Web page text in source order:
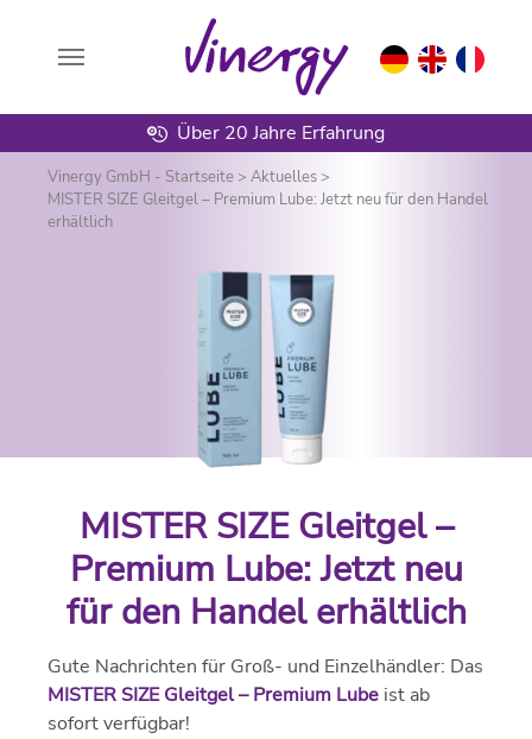
Zum Hauptinhalt springen
Über 20 Jahre Erfahrung
Vinergy GmbH - Startseite> Aktuelles>
MISTER SIZE Gleitgel – Premium Lube: Jetzt neu für den Handel
erhältlich
MISTER SIZE Gleitgel –
Premium Lube: Jetzt neu
für den Handel erhältlich
Gute Nachrichten für Groß- und Einzelhändler: Das
MISTER SIZE Gleitgel – Premium Lube ist ab
sofort verfügbar!